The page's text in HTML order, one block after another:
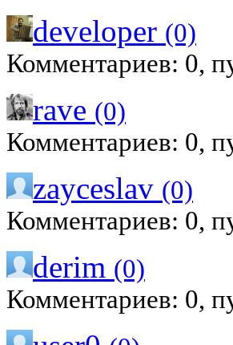
developer (0)
Комментариев: 0,
rave (0)
Комментариев: 0,
zayceslav (0)
Комментариев: 0,
derim (0)
Комментариев: 0,